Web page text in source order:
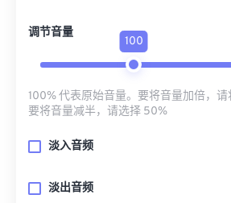
调节音量
100
100% 代表原始音量。要将音量加倍，请
要将音量减半，请选择 50%
淡入音频
淡出音频